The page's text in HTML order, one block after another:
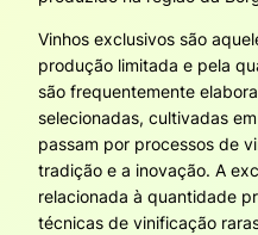
Vinhos exclusivos são
produção limitada e pela
são frequentemente
selecionadas, cultivadas
passam por processos de
tradição e a inovação. A
relacionada à quantidade
técnicas de vinificação